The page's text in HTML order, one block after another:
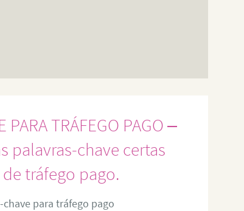
PARA TRÁFEGO PAGO –
palavras-chave certas
tráfego pago.
chave para tráfego pago